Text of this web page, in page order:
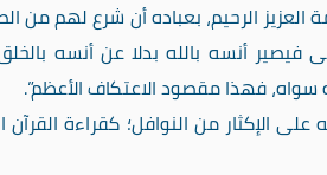
العزيز الرحيم، بعباده أن شرع لهم من
فيصير أنسه بالله بدلا عن أنسه
سواه، فهذا مقصود الاعتكاف الأعظم”.
الإكثار من النوافل؛ كقراءة القرآن